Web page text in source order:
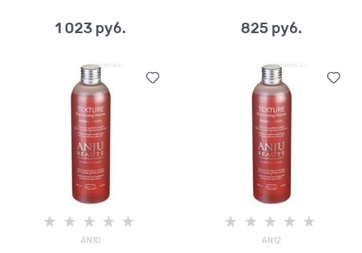
1 023 руб. 825 руб.
AN10 AN12